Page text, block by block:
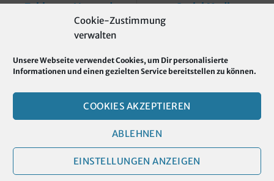
Cookie-Zustimmung
verwalten
Unsere Webseite verwendet Cookies, um Dir personalisierte
Informationen und einen gezielten Service bereitstellen zu können.
COOKIES AKZEPTIEREN
ABLEHNEN
EINSTELLUNGEN ANZEIGEN
Zahlung + Versand
Versandkosten
Wiederrufserklärung
Social Media